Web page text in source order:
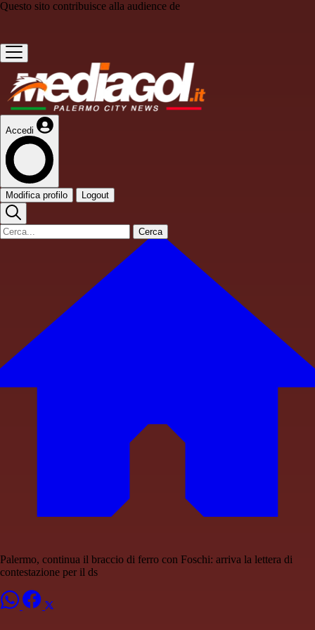
Questo sito contribuisce alla audience de
Accedi
Modifica profilo Logout
Cerca
Palermo, continua il braccio di ferro con Foschi: arriva la lettera di
contestazione per il ds